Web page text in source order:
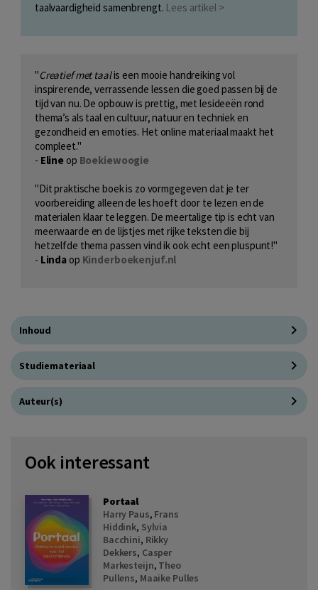
taalvaardigheid samenbrengt. Lees artikel >
"Creatief met taalis een mooie handreiking vol
inspirerende, verrassende lessen die goed passen bij de
tijd van nu. De opbouw is prettig, met lesideeën rond
thema’s als taal en cultuur, natuur en techniek en
gezondheid en emoties. Het online materiaal maakt het
compleet."
- Eline op Boekiewoogie
"Dit praktische boek is zo vormgegeven dat je ter
voorbereiding alleen de les hoeft door te lezen en de
materialen klaar te leggen. De meertalige tip is echt van
meerwaarde en de lijstjes met rijke teksten die bij
hetzelfde thema passen vind ik ook echt een pluspunt!"
- Linda op Kinderboekenjuf.nl
Inhoud
Studiemateriaal
Auteur(s)
Ook interessant
Portaal
Harry Paus, Frans
Hiddink, Sylvia
Bacchini, Rikky
Dekkers, Casper
Markesteijn, Theo
Pullens, Maaike Pulles